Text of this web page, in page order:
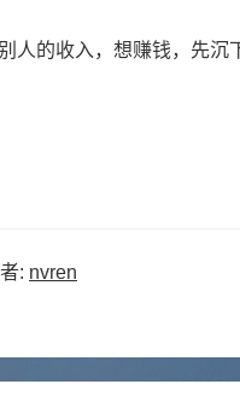
人的收入，想赚钱，先沉
: nvren